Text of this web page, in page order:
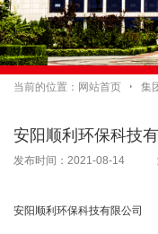
当前的位置： 网站首页  集
安阳顺利环保科技
发布时间：2021-08-14
安阳顺利环保科技有限公司